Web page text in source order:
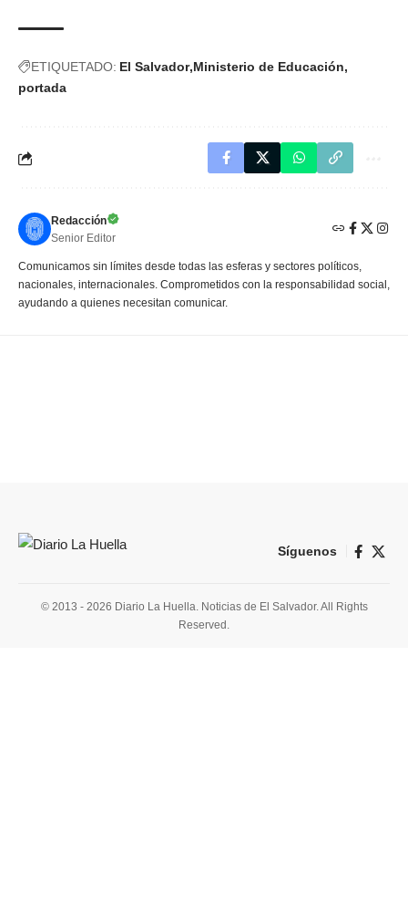
ETIQUETADO: El Salvador Ministerio de Educación
portada
Redacción
Senior Editor
Comunicamos sin límites desde todas las esferas y sectores políticos,
nacionales, internacionales. Comprometidos con la responsabilidad social,
ayudando a quienes necesitan comunicar.
Síguenos
© 2013 - 2026 Diario La Huella. Noticias de El Salvador. All Rights
Reserved.